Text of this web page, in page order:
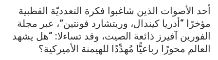
أحد الأصوات الذين شاغبوا فكرة التعدديّة القطبية
مؤخرًا “أدريا كيندال، وريتشارد فونتين”، عبر مجلة
الفورين آفيرز ذائعة الصيت، وقد تساءلا: “هل يشهد
العالم محورًا رباعيًّا مُهدِّدًا للهيمنة الأميركية؟